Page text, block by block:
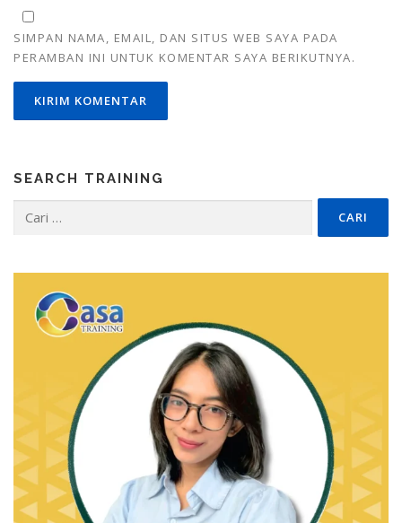
SIMPAN NAMA, EMAIL, DAN SITUS WEB SAYA PADA
PERAMBAN INI UNTUK KOMENTAR SAYA BERIKUTNYA.
SEARCH TRAINING
untuk: